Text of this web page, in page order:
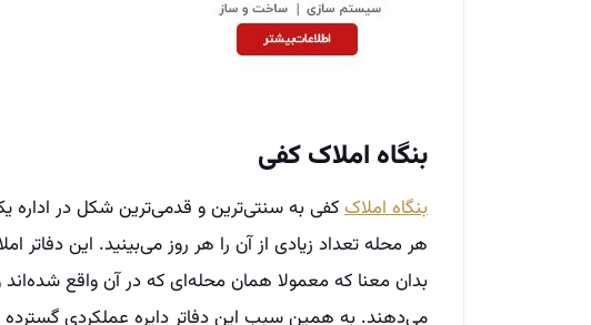
بنگاه املاک کفی
بنگاه املاککفی به سنتی‌‌ترین و قدمی‌‌ترین شکل در اداره
هر محله تعداد زیادی از آن را هر روز می‌‌بینید. این دفاتر
بدان معنا که معمولا همان محله‌‌ای که در آن واقع
می‌‌دهند. به همین سبب این دفاتر دایره عملکردی